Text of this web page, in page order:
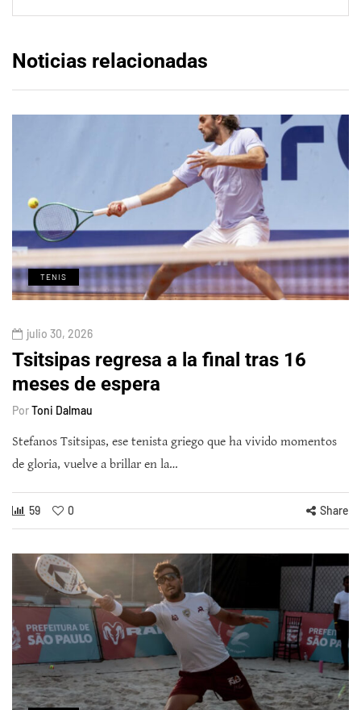
Noticias relacionadas
TENIS
julio 30, 2026
Tsitsipas regresa a la final tras 16
meses de espera
PorToni Dalmau
Stefanos Tsitsipas, ese tenista griego que ha vivido momentos
de gloria, vuelve a brillar en la…
59 0 Share